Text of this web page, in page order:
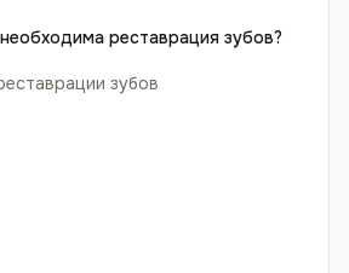
реставрация зубов?
зубов